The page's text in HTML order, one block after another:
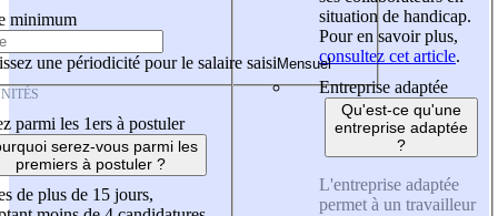
minimum
une périodicité pour le salaire saisi
parmi les 1ers à postuler
serez-vous parmi les
premiers à postuler ?
de plus de 15 jours,
situation de handicap.
Pour en savoir plus,
consultez cet article.
Entreprise adaptée
Qu'est-ce qu'une
entreprise adaptée
?
L'entreprise adaptée
permet à un travailleur